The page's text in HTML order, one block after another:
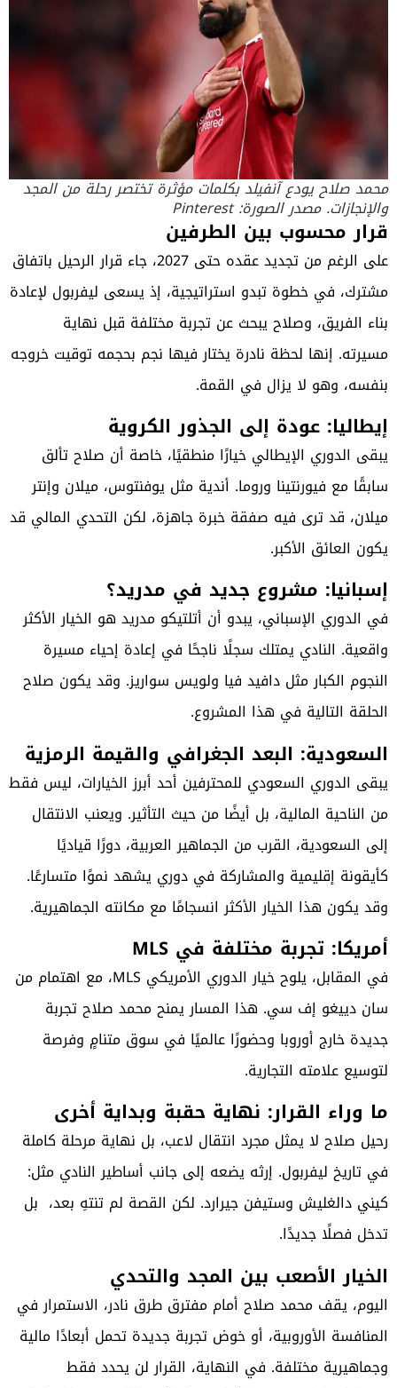
محمد صلاح يودع آنفيلد بكلمات مؤثرة تختصر رحلة من المجد
والإنجازات. مصدر الصورة: Pinterest
قرار محسوب بين الطرفين
على الرغم من تجديد عقده حتى 2027، جاء قرار الرحيل باتفاق
مشترك، في خطوة تبدو استراتيجية، إذ يسعى ليفربول لإعادة
بناء الفريق، وصلاح يبحث عن تجربة مختلفة قبل نهاية
مسيرته. إنها لحظة نادرة يختار فيها نجم بحجمه توقيت خروجه
بنفسه، وهو لا يزال في القمة.
إيطاليا: عودة إلى الجذور الكروية
يبقى الدوري الإيطالي خيارًا منطقيًا، خاصة أن صلاح تألق
سابقًا مع فيورنتينا وروما. أندية مثل يوفنتوس، ميلان وإنتر
ميلان، قد ترى فيه صفقة خبرة جاهزة، لكن التحدي المالي قد
يكون العائق الأكبر.
إسبانيا: مشروع جديد في مدريد؟
في الدوري الإسباني، يبدو أن أتلتيكو مدريد هو الخيار الأكثر
واقعية. النادي يمتلك سجلًا ناجحًا في إعادة إحياء مسيرة
النجوم الكبار مثل دافيد فيا ولويس سواريز. وقد يكون صلاح
الحلقة التالية في هذا المشروع.
السعودية: البعد الجغرافي والقيمة الرمزية
يبقى الدوري السعودي للمحترفين أحد أبرز الخيارات، ليس فقط
من الناحية المالية، بل أيضًا من حيث التأثير. ويعنب الانتقال
إلى السعودية، القرب من الجماهير العربية، دورًا قياديًا
كأيقونة إقليمية والمشاركة في دوري يشهد نموًا متسارعًا.
وقد يكون هذا الخيار الأكثر انسجامًا مع مكانته الجماهيرية.
أمريكا: تجربة مختلفة في MLS
في المقابل، يلوح خيار الدوري الأمريكي MLS، مع اهتمام من
سان دييغو إف سي. هذا المسار يمنح محمد صلاح تجربة
جديدة خارج أوروبا وحضورًا عالميًا في سوق متنامٍ وفرصة
لتوسيع علامته التجارية.
ما وراء القرار: نهاية حقبة وبداية أخرى
رحيل صلاح لا يمثل مجرد انتقال لاعب، بل نهاية مرحلة كاملة
في تاريخ ليفربول. إرثه يضعه إلى جانب أساطير النادي مثل:
كيني دالغليش وستيفن جيرارد. لكن القصة لم تنتهِ بعد، بل
تدخل فصلًا جديدًا.
الخيار الأصعب بين المجد والتحدي
اليوم، يقف محمد صلاح أمام مفترق طرق نادر، الاستمرار في
المنافسة الأوروبية، أو خوض تجربة جديدة تحمل أبعادًا مالية
وجماهيرية مختلفة. في النهاية، القرار لن يحدد فقط